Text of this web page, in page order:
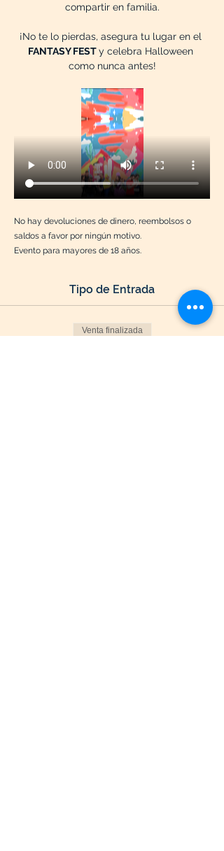
compartir en familia.
¡No te lo pierdas, asegura tu lugar en el
FANTASY FEST y celebra Halloween
como nunca antes!
No hay devoluciones de dinero, reembolsos o
saldos a favor por ningún motivo.
Evento para mayores de 18 años.
Tipo de Entrada
Venta finalizada